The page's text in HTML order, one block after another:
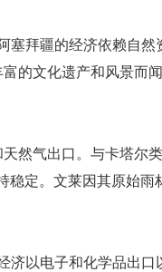
塞拜疆的经济依赖自
的文化遗产和风景而闻
然气出口。与卡塔
定。文莱因其原始雨
济以电子和化学品出